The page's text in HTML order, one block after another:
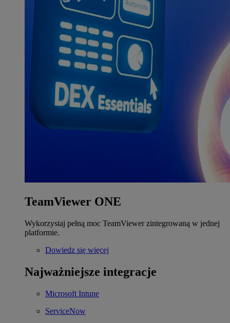
TeamViewer ONE
Wykorzystaj pełną moc TeamViewer zintegrowaną w jednej
platformie.
Dowiedz się więcej
Najważniejsze integracje
Microsoft Intune
ServiceNow